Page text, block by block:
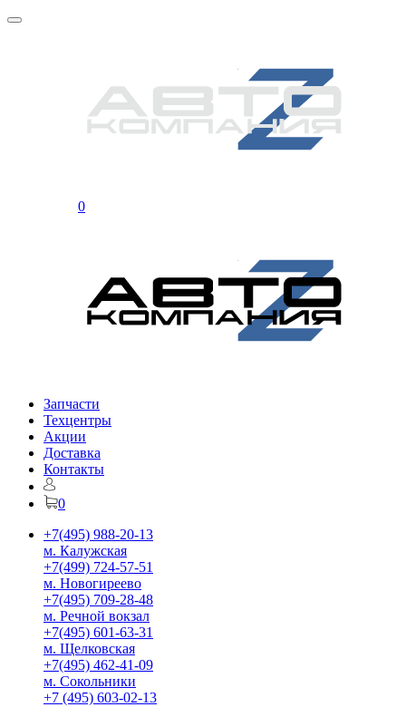
0
Запчасти
Техцентры
Акции
Доставка
Контакты
0
+7(495) 988-20-13
м. Калужская
+7(499) 724-57-51
м. Новогиреево
+7(495) 709-28-48
м. Речной вокзал
+7(495) 601-63-31
м. Щелковская
+7(495) 462-41-09
м. Сокольники
+7 (495) 603-02-13